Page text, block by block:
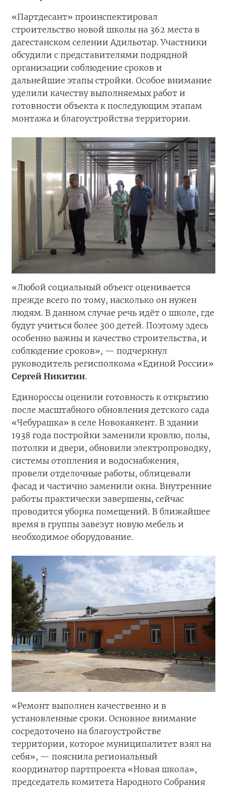
«Партдесант» проинспектировал
строительство новой школы на 362 места в
дагестанском селении Адильотар. Участники
обсудили с представителями подрядной
организации соблюдение сроков и
дальнейшие этапы стройки. Особое внимание
уделили качеству выполняемых работ и
готовности объекта к последующим этапам
монтажа и благоустройства территории.
«Любой социальный объект оценивается
прежде всего по тому, насколько он нужен
людям. В данном случае речь идёт о школе, где
будут учиться более 300 детей. Поэтому здесь
особенно важны и качество строительства, и
соблюдение сроков», — подчеркнул
руководитель регисполкома «Единой России»
Сергей Никитин.
Единороссы оценили готовность к открытию
после масштабного обновления детского сада
«Чебурашка» в селе Новокаякент. В здании
1938 года постройки заменили кровлю, полы,
потолки и двери, обновили электропроводку,
системы отопления и водоснабжения,
провели отделочные работы, облицевали
фасад и частично заменили окна. Внутренние
работы практически завершены, сейчас
проводится уборка помещений. В ближайшее
время в группы завезут новую мебель и
необходимое оборудование.
«Ремонт выполнен качественно и в
установленные сроки. Основное внимание
сосредоточено на благоустройстве
территории, которое муниципалитет взял на
себя», — пояснила региональный
координатор партпроекта «Новая школа»,
председатель комитета Народного Собрания